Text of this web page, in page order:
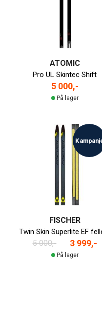
ATOMIC
Pro UL Skintec Shift
5 000,-
På lager
FISCHER
5 000,- 3 999,-
På lager